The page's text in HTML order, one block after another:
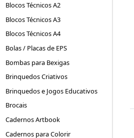
Blocos Técnicos A2
Blocos Técnicos A3
Blocos Técnicos A4
Bolas / Placas de EPS
Bombas para Bexigas
Brinquedos Criativos
Brinquedos e Jogos Educativos
Brocais
Cadernos Artbook
Cadernos para Colorir